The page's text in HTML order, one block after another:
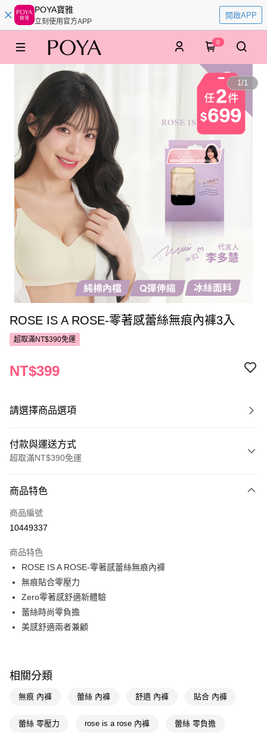
POYA寶雅
立刻使用官方APP
開啟APP
0
1/1
ROSE IS A ROSE-零著感蕾絲無痕內褲3入
超取滿NT$390免運
NT$399
請選擇商品選項
付款與運送方式
超取滿NT$390免運
POYA支付
信用卡一次付款
LINE Pay
Apple Pay
街口支付
悠遊付
AFTEE先享後付
【關於「AFTEE先享後付」】
便利好安心！
商品特色
商品編號
10449337
商品特色
ROSE IS A ROSE-零著感蕾絲無痕內褲
無痕貼合零壓力
Zero零著感舒適新體驗
蕾絲時尚零負擔
美感舒適兩者兼顧
相關分類
無痕 內褲 蕾絲 內褲 舒適 內褲 貼合 內褲
蕾絲 零壓力 rose is a rose 內褲 蕾絲 零負擔